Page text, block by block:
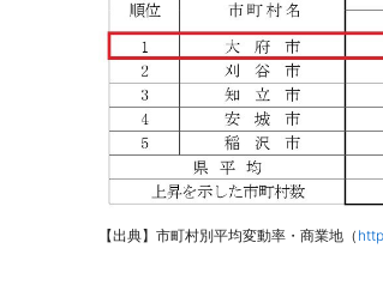
【出典】市町村別平均変動率・商業地（